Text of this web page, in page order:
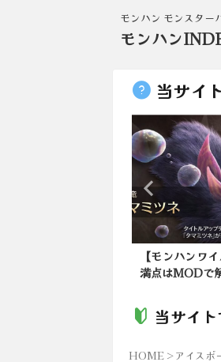
モンハン モンスター
モンハン
当サイ
昨日のビュー
(2023年7月18
当サイ
HOME >アイスボ